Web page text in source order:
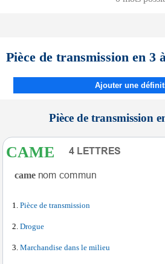
Pièce de transmission en 3
Ajouter une
Pièce de transmission
CAME
came
Pièce de transmission
Drogue
Marchandise dans le milieu